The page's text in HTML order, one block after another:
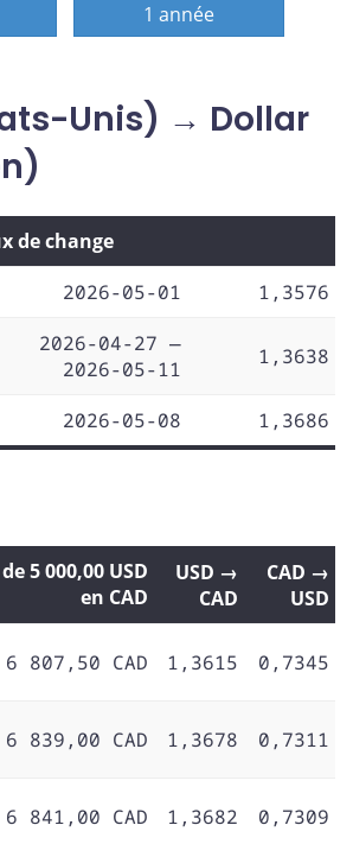
1 année
Unis) → Dollar
de change
2026-05-01 1,3576
2026-04-27 —
2026-05-11
1,3638
2026-05-08 1,3686
5 000,00 USD
en CAD
USD →
CAD
CAD →
USD
6 807,50 CAD 1,3615 0,7345
6 839,00 CAD 1,3678 0,7311
6 841,00 CAD 1,3682 0,7309